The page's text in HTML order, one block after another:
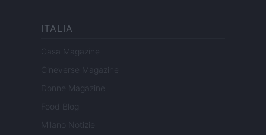
ITALIA
Casa Magazine
Cineverse Magazine
Donne Magazine
Food Blog
Milano Notizie